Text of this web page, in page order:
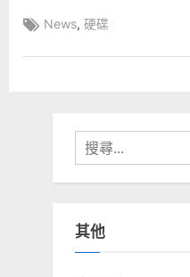
Tags:
News,硬碟
搜
尋
關
字:
其他